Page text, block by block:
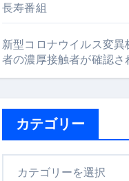
目的別に失敗しない
長寿番組
新型コロナウイルス変
者の濃厚接触者が確認さ
カテゴリー